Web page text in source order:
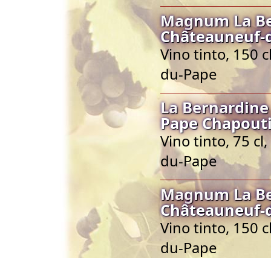
Magnum La
Châteauneuf-
Vino tinto, 150
du-Pape
La
Pape
Vino tinto, 75
du-Pape
Magnum La
Châteauneuf-
Vino tinto, 150
du-Pape